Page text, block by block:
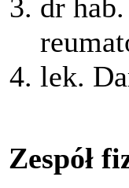
dr
lek.
Zespół